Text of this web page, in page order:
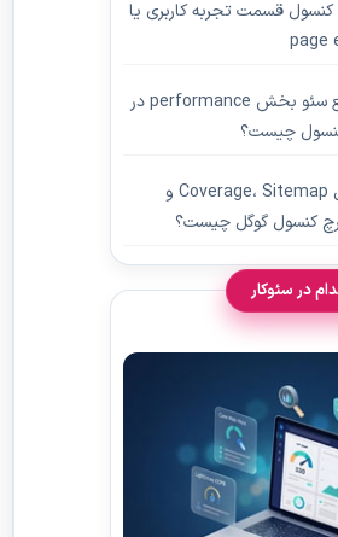
قسمت تجربه کاربری یا
page
آموزش جامع سئو بخش performance در
چیست؟
آموزش کامل Coverage، Sitemap و
در سئوکار